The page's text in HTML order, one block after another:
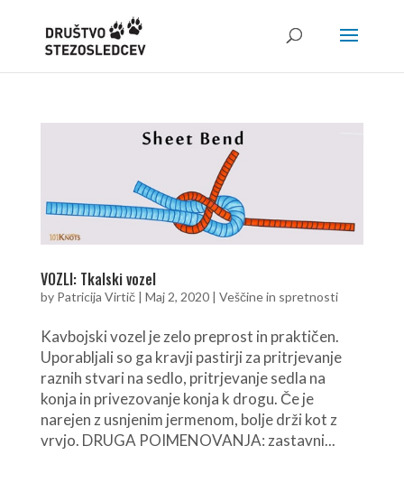
VOZLI: Tkalski vozel
by Patricija Virtič| Maj 2, 2020| Veščine in spretnosti
Kavbojski vozel je zelo preprost in praktičen.
Uporabljali so ga kravji pastirji za pritrjevanje
raznih stvari na sedlo, pritrjevanje sedla na
konja in privezovanje konja k drogu. Če je
narejen z usnjenim jermenom, bolje drži kot z
vrvjo. DRUGA POIMENOVANJA: zastavni...